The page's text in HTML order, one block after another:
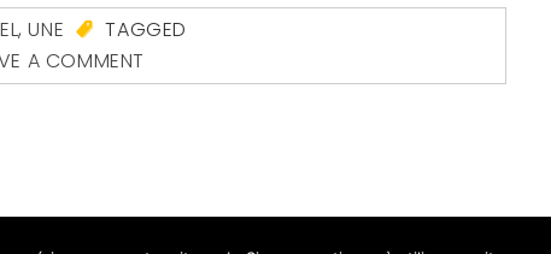
,UNE
TAGGED
A COMMENT